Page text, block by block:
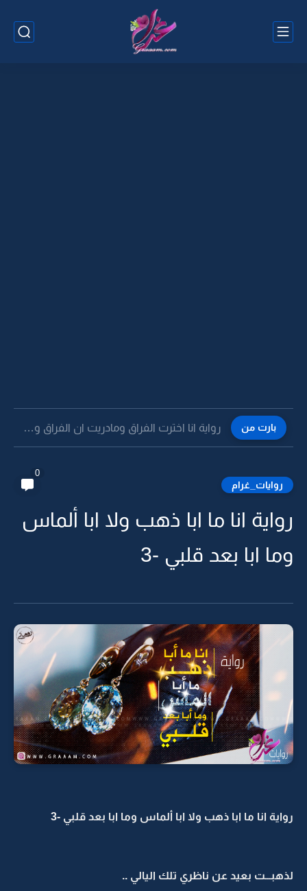
بارت من رواية انا اخترت الفراق ومادريت ان الفراق وصال -10
روايات_غرام
0
رواية انا ما ابا ذهب ولا ابا ألماس
وما ابا بعد قلبي -3
رواية انا ما ابا ذهب ولا ابا ألماس وما ابا بعد قلبي -3
لذهبـــت بعيد عن ناظري تلك اليالي ..